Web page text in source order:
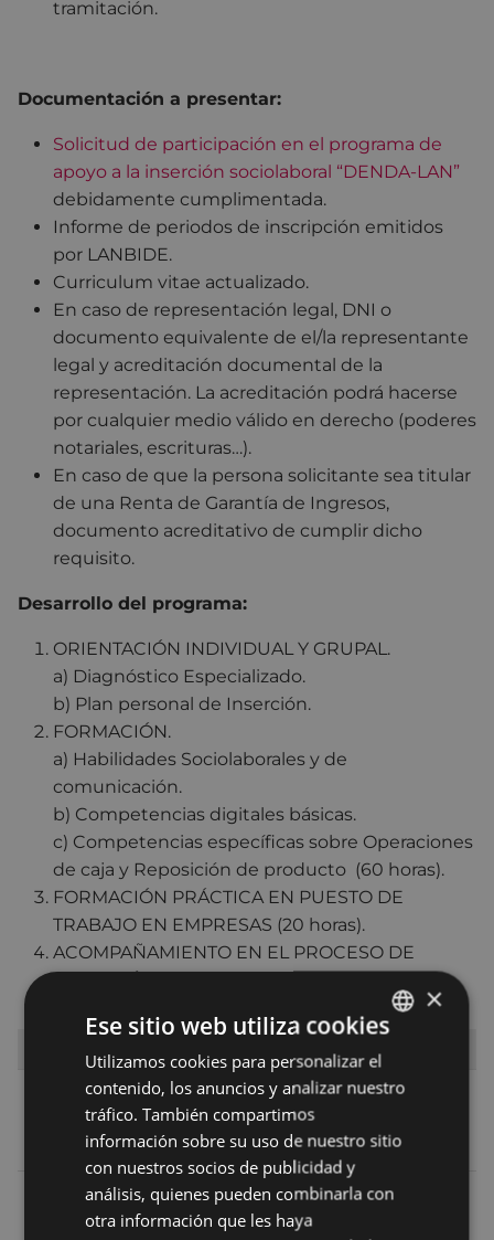
tramitación.
Documentación a presentar:
Solicitud de participación en el programa de
apoyo a la inserción sociolaboral “DENDA-LAN”
debidamente cumplimentada.
Informe de periodos de inscripción emitidos
por LANBIDE.
Curriculum vitae actualizado.
En caso de representación legal, DNI o
documento equivalente de el/la representante
legal y acreditación documental de la
representación. La acreditación podrá hacerse
por cualquier medio válido en derecho (poderes
notariales, escrituras…).
En caso de que la persona solicitante sea titular
de una Renta de Garantía de Ingresos,
documento acreditativo de cumplir dicho
requisito.
Desarrollo del programa:
ORIENTACIÓN INDIVIDUAL Y GRUPAL.
a) Diagnóstico Especializado.
b) Plan personal de Inserción.
FORMACIÓN.
a) Habilidades Sociolaborales y de
comunicación.
b) Competencias digitales básicas.
c) Competencias específicas sobre Operaciones
de caja y Reposición de producto (60 horas).
FORMACIÓN PRÁCTICA EN PUESTO DE
TRABAJO EN EMPRESAS (20 horas).
ACOMPAÑAMIENTO EN EL PROCESO DE
INSERCIÓN.
Ficha del programa de apoyo a la inserción
sociolaboral “DENDA-LAN”
Descargar (353.7 KB)
Solicitud de participación en el programa de
apoyo a la inserción sociolaboral “DENDA-LAN”
BASQUE
SPANISH
×
Ese sitio web utiliza cookies
Utilizamos cookies para personalizar el
contenido, los anuncios y analizar nuestro
tráfico. También compartimos
información sobre su uso de nuestro sitio
con nuestros socios de publicidad y
análisis, quienes pueden combinarla con
otra información que les haya